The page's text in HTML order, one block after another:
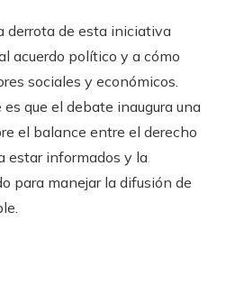
derrota de esta iniciativa
acuerdo político y a cómo
sociales y económicos.
que el debate inaugura una
el balance entre el derecho
estar informados y la
para manejar la difusión de